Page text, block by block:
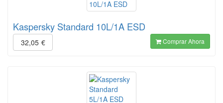
Kaspersky Standard 10L/1A ESD
32,05 € Comprar Ahora